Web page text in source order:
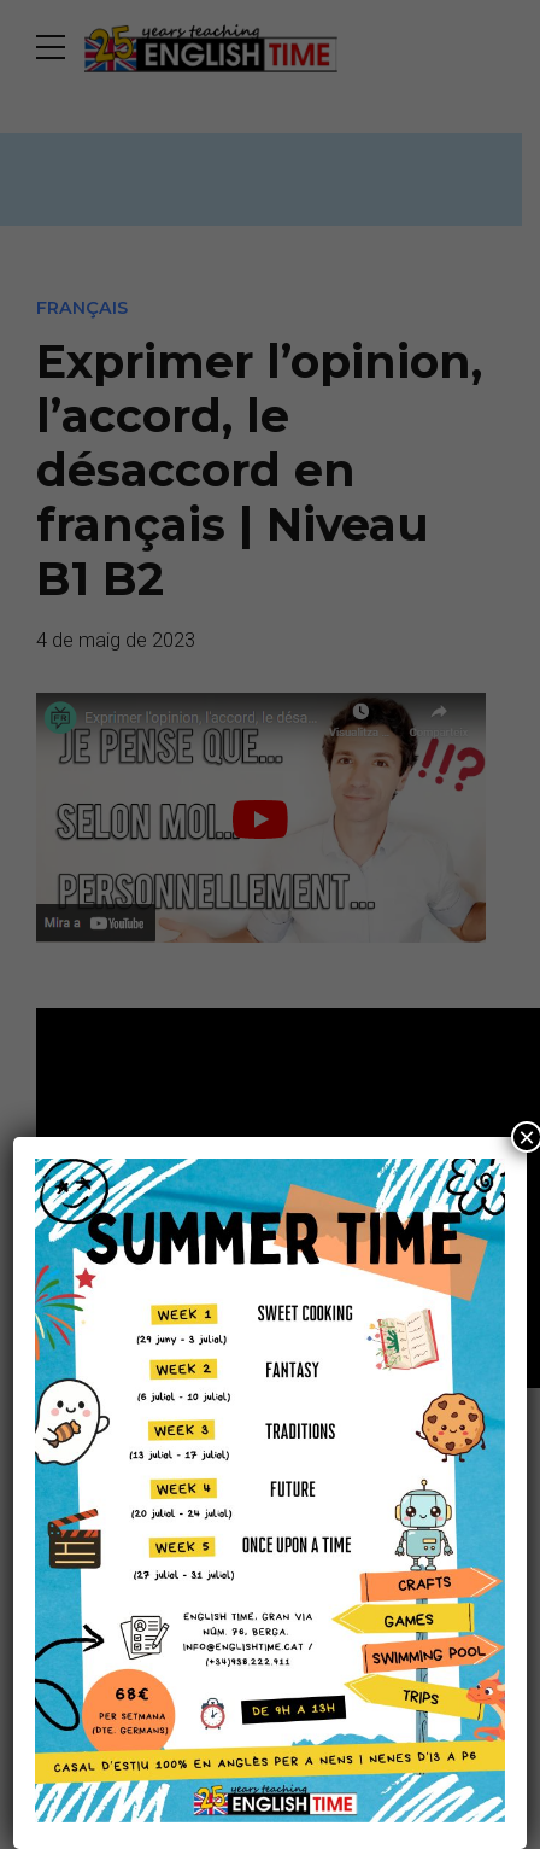
FRANÇAIS
Exprimer l’opinion,
l’accord, le
désaccord en
français | Niveau
B1 B2
4 de maig de 2023
ANTERIOR
King Charles III's Coronation details
PRÒXIM
A1 Movers games
×